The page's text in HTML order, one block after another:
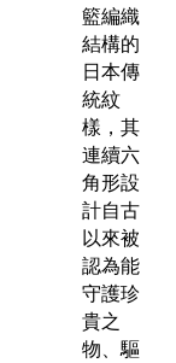
籃編織
結構的
日本傳
統紋
樣，其
連續六
角形設
計自古
以來被
認為能
守護珍
貴之
物、驅